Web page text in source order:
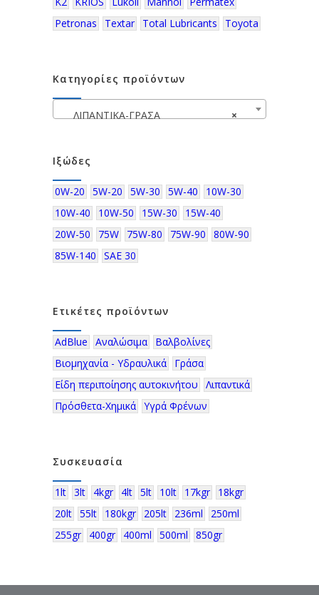
Petronas
Textar Total Lubricants Toyota
Κατηγορίες προϊόντων
×
ΛΙΠΑΝΤΙΚΑ-ΓΡΑΣΑ
Ιξώδες
0W-20 5W-20 5W-30 5W-40
10W-30
10W-40
10W-50 15W-30
15W-40
20W-50
75W 75W-80 75W-90
80W-90
85W-140
SAE 30
Ετικέτες προϊόντων
AdBlue Αναλώσιμα
Βαλβολίνες
Βιομηχανία - Υδραυλικά
Γράσα
Είδη περιποίησης αυτοκινήτου
Λιπαντικά
Πρόσθετα-Χημικά Υγρά Φρένων
Συσκευασία
1lt 3lt 4kgr 4lt 5lt 10lt 17kgr
18kgr
20lt 55lt 180kgr 205lt 236ml
250ml
255gr
400gr 400ml 500ml 850gr